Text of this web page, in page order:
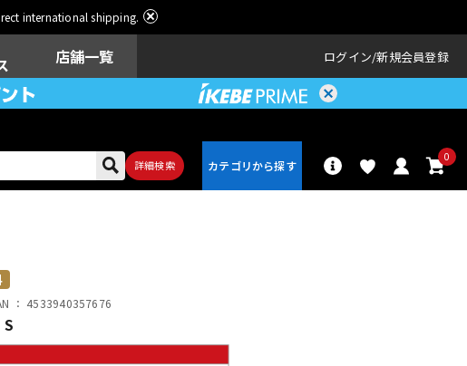
international shipping.
店舗一覧 ログイン 新規会員登録
詳細検索
0
アンプ
： 4533940357676
S